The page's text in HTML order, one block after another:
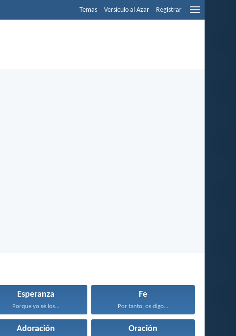
Temas Versículo al Azar Registrar
Esperanza
Porque yo sé los...
Fe
Por tanto, os digo...
Adoración Oración